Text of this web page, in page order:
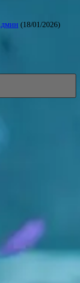
(18/01/2026)